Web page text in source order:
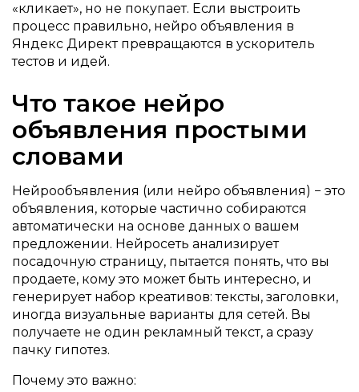
«кликает», но не покупает. Если выстроить
процесс правильно, нейро объявления в
Яндекс Директ превращаются в ускоритель
тестов и идей.
Что такое нейро
объявления простыми
словами
Нейрообъявления (или нейро объявления) − это
объявления, которые частично собираются
автоматически на основе данных о вашем
предложении. Нейросеть анализирует
посадочную страницу, пытается понять, что вы
продаете, кому это может быть интересно, и
генерирует набор креативов: тексты, заголовки,
иногда визуальные варианты для сетей. Вы
получаете не один рекламный текст, а сразу
пачку гипотез.
Почему это важно: